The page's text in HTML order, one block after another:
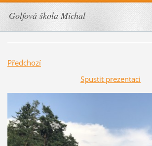
Golfová škola Michal
Předchozí
Spustit prezentaci